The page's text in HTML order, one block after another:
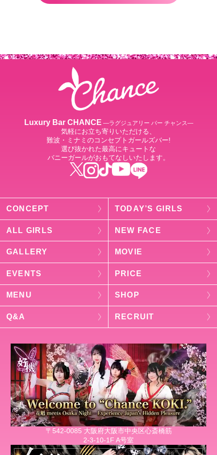
Luxury Bar CHANCE ―ラグジュアリー バー チャンス―
気軽にお立ち寄りいただける、
難波・ミナミのコンセプトガールズバー!
選び抜かれた最高にキュートな
バニーガールがおもてなしいたします。
CONCEPT TODAY’S GIRLS
ALL GIRLS NEW FACE
GALLERY MOVIE
EVENTS PRICE
MENU SHOP
Q&A RECRUIT
〒542-0085 大阪府大阪市中央区心斎橋筋
2-3-10-1F A号室